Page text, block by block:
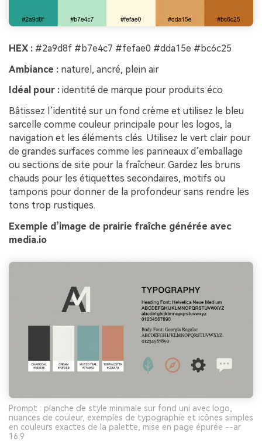
HEX : #2a9d8f #b7e4c7 #fefae0 #dda15e #bc6c25
Ambiance : naturel, ancré, plein air
Idéal pour : identité de marque pour produits éco
Bâtissez l’identité sur un fond crème et utilisez le bleu
sarcelle comme couleur principale pour les logos, la
navigation et les éléments clés. Utilisez le vert clair pour
de grandes surfaces comme les panneaux d’emballage
ou sections de site pour la fraîcheur. Gardez les bruns
chauds pour les étiquettes secondaires, motifs ou
tampons pour donner de la profondeur sans rendre les
tons trop rustiques.
Exemple d’image de prairie fraîche générée avec
media.io
Prompt : planche de style minimale sur fond uni avec logo,
nuances de couleur, exemples de typographie et icônes simples
en couleurs exactes de la palette, mise en page épurée --ar
16:9